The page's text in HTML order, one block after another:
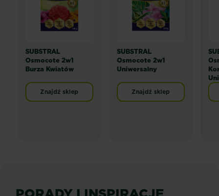
SUBSTRAL
Osmocote 2w1
Burza Kwiatów
Znajdź sklep
SUBSTRAL
Osmocote 2w1
Uniwersalny
Znajdź sklep